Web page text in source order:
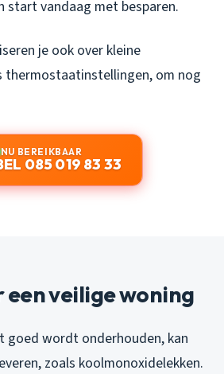
start vandaag met besparen.
je ook over kleine
thermostaatinstellingen, om nog
NU BEREIKBAAR
085 019 83 33
een veilige woning
goed wordt onderhouden, kan
zoals koolmonoxidelekken.